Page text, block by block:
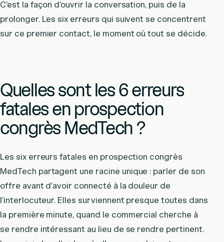
C’est la façon d’ouvrir la conversation, puis de la
prolonger. Les six erreurs qui suivent se concentrent
sur ce premier contact, le moment où tout se décide.
Quelles sont les 6 erreurs
fatales en prospection
congrès MedTech ?
Les six erreurs fatales en prospection congrès
MedTech partagent une racine unique : parler de son
offre avant d’avoir connecté à la douleur de
l’interlocuteur. Elles surviennent presque toutes dans
la première minute, quand le commercial cherche à
se rendre intéressant au lieu de se rendre pertinent.